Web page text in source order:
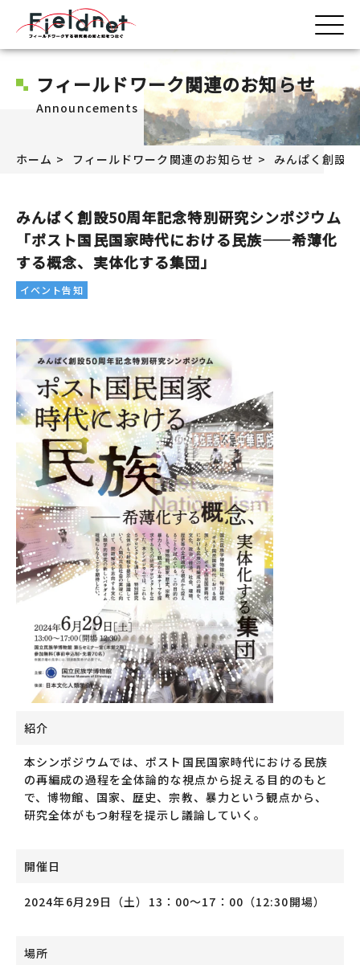
フィールドワーク関連のお知らせ
Announcements
ホーム フィールドワーク関連のお知らせ みんぱく創設
みんぱく創設50周年記念特別研究シンポジウム
「ポスト国民国家時代における民族――希薄化
する概念、実体化する集団」
イベント告知
紹介
本シンポジウムでは、ポスト国民国家時代における民族
の再編成の過程を全体論的な視点から捉える目的のもと
で、博物館、国家、歴史、宗教、暴力という観点から、
研究全体がもつ射程を提示し議論していく。
開催日
2024年6月29日（土） 13：00～17：00（12:30開場）
場所